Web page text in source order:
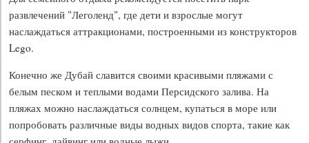
развлечений "Леголенд", где дети и взрослые могут
наслаждаться аттракционами, построенными из конструкторов
Lego.
Конечно же Дубай славится своими красивыми пляжами с
белым песком и теплыми водами Персидского залива. На
пляжах можно наслаждаться солнцем, купаться в море или
попробовать различные виды водных видов спорта, такие как